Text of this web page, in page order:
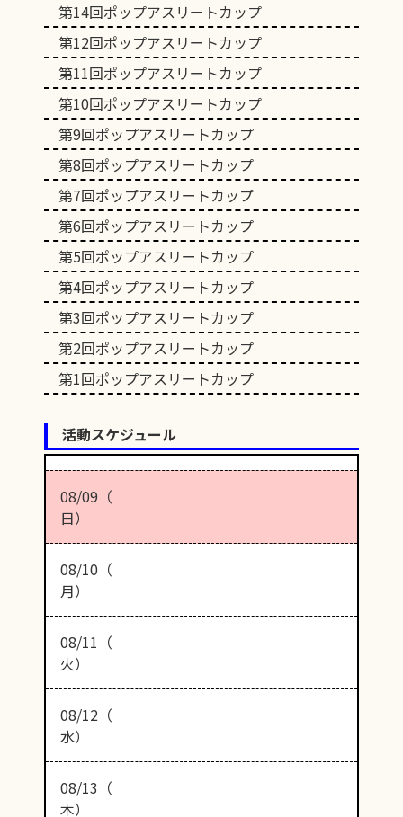
第14回ポップアスリートカップ
第12回ポップアスリートカップ
第11回ポップアスリートカップ
第10回ポップアスリートカップ
第9回ポップアスリートカップ
第8回ポップアスリートカップ
第7回ポップアスリートカップ
第6回ポップアスリートカップ
第5回ポップアスリートカップ
第4回ポップアスリートカップ
第3回ポップアスリートカップ
第2回ポップアスリートカップ
第1回ポップアスリートカップ
活動スケジュール
08/09（
日）
08/10（
月）
08/11（
火）
08/12（
水）
08/13（
木）